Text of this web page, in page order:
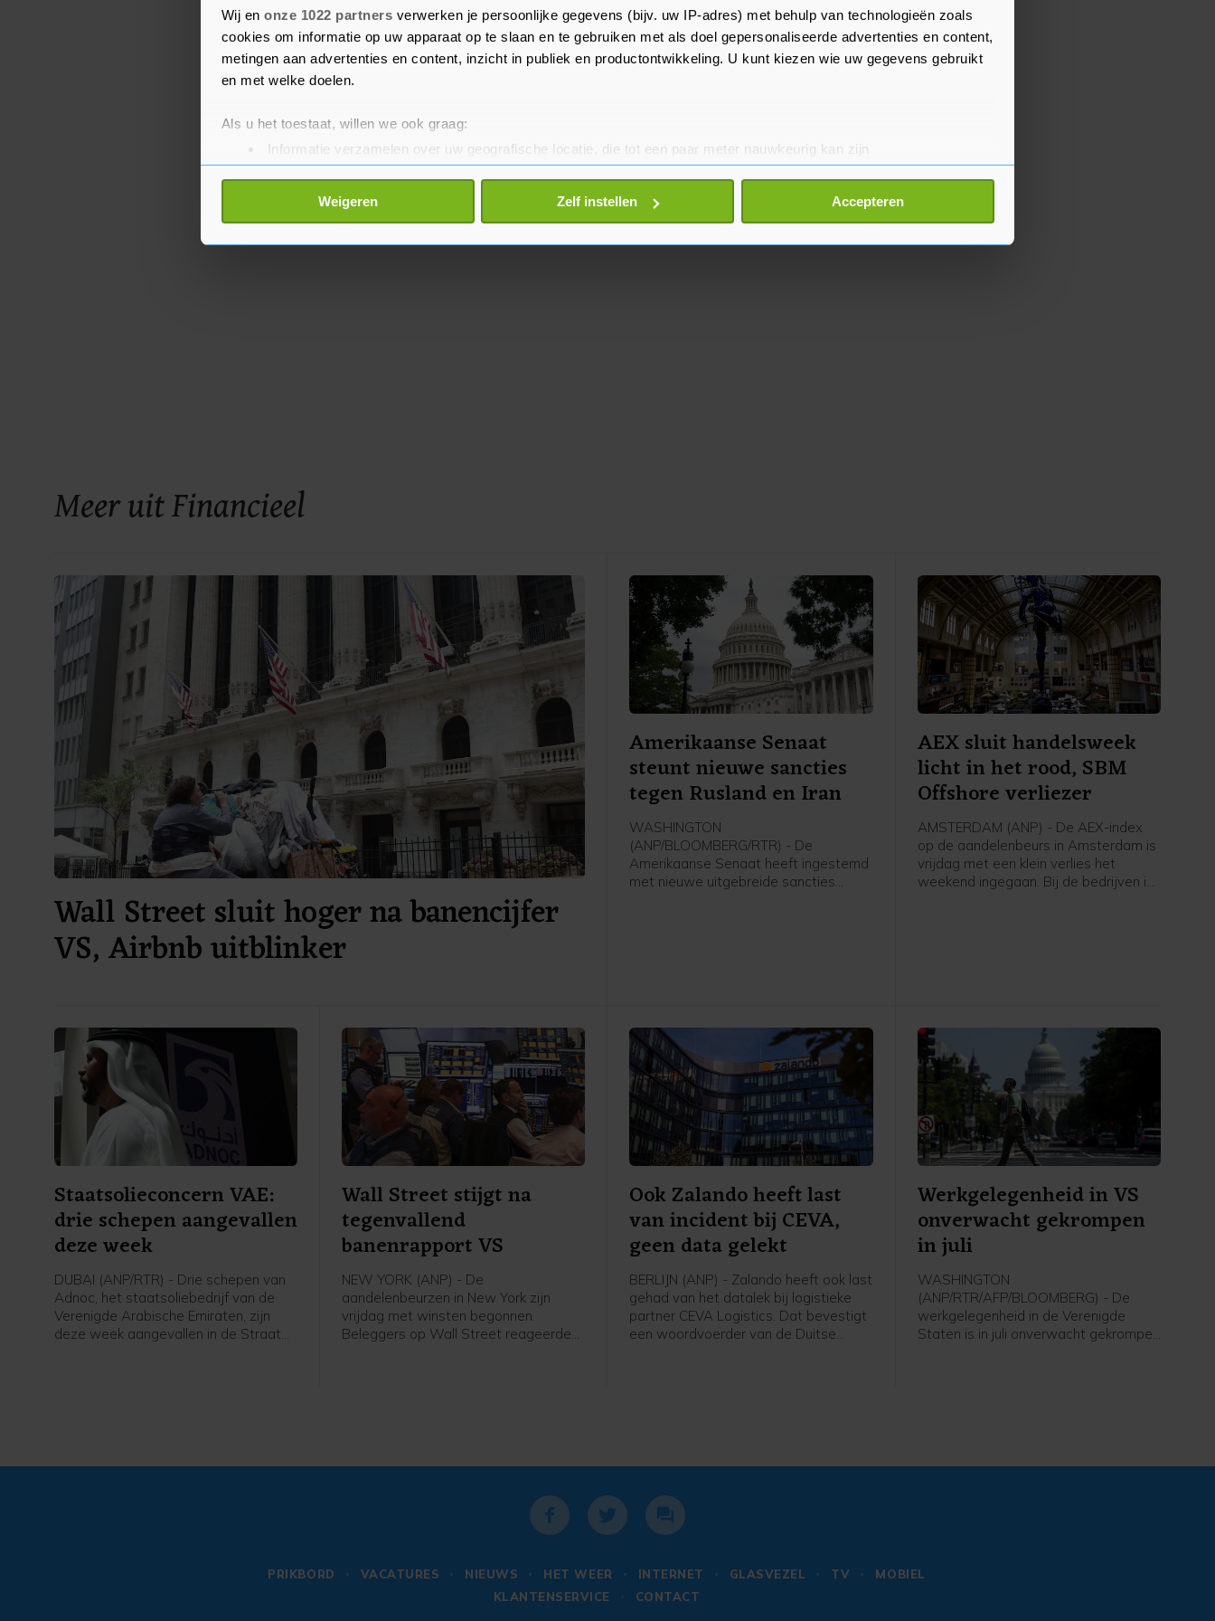
Wij en onze 1022 partners verwerken je persoonlijke gegevens (bijv. uw IP-adres) met behulp van technologieën zoals
cookies om informatie op uw apparaat op te slaan en te gebruiken met als doel gepersonaliseerde advertenties en content,
metingen aan advertenties en content, inzicht in publiek en productontwikkeling. U kunt kiezen wie uw gegevens gebruikt
en met welke doelen.
Als u het toestaat, willen we ook graag:
Informatie verzamelen over uw geografische locatie, die tot een paar meter nauwkeurig kan zijn
Uw apparaat identificeren door het actief te scannen op specifieke eigenschappen (fingerprinting)
Lees meer over hoe uw persoonlijke gegevens worden verwerkt en stel uw voorkeuren in het
detailgedeelte
toestemming op elk moment wijzigen of intrekken in de Cookieverklaring.
Weigeren Zelf instellen Accepteren
beter moeten naleven. De inspectiedienst zal erop toezien
dat dit ook gebeurt.
Meer uit Financieel
Wall Street sluit hoger na banencijfer
VS, Airbnb uitblinker
Amerikaanse Senaat
steunt nieuwe sancties
tegen Rusland en Iran
WASHINGTON
(ANP/BLOOMBERG/RTR) - De
Amerikaanse Senaat heeft ingestemd
met nieuwe uitgebreide sancties
AEX sluit handelsweek
licht in het rood, SBM
Offshore verliezer
AMSTERDAM (ANP) - De AEX-index
op de aandelenbeurs in Amsterdam is
vrijdag met een klein verlies het
weekend ingegaan. Bij de bedrijven in
belangrijke Amerikaanse
banenrapport, dat veel zwakker uitviel
dan verwacht.
Staatsolieconcern VAE:
drie schepen aangevallen
deze week
DUBAI (ANP/RTR) - Drie schepen van
Adnoc, het staatsoliebedrijf van de
Verenigde Arabische Emiraten, zijn
deze week aangevallen in de Straat
Wall Street stijgt na
tegenvallend
banenrapport VS
NEW YORK (ANP) - De
aandelenbeurzen in New York zijn
vrijdag met winsten begonnen.
Beleggers op Wall Street reageerden
Ook Zalando heeft last
van incident bij CEVA,
geen data gelekt
BERLIJN (ANP) - Zalando heeft ook last
gehad van het datalek bij logistieke
partner CEVA Logistics. Dat bevestigt
een woordvoerder van de Duitse
Werkgelegenheid in VS
onverwacht gekrompen
in juli
WASHINGTON
(ANP/RTR/AFP/BLOOMBERG) - De
werkgelegenheid in de Verenigde
Staten is in juli onverwacht gekrompen
PRIKBORD VACATURES NIEUWS HET WEER INTERNET GLASVEZEL TV
MOBIEL
KLANTENSERVICE
CONTACT